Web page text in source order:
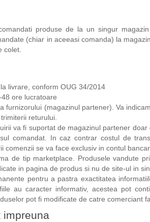
produse de la un singur
(chiar in aceeasi comanda) la
colet.
livrare, conform OUG 34/2014
ore lucratoare
furnizorului (magazinul partener). Va
returului.
va fi suportat de magazinul partener
comandat. In caz contrar costul de
comenzii se va face exclusiv in contul
de tip marketplace. Produsele vandute
in pagina de produs si nu de site-ul in
pentru a pastra exactitatea
au caracter informativ, acestea pot
pot fi modificate de catre comerciant
impreuna